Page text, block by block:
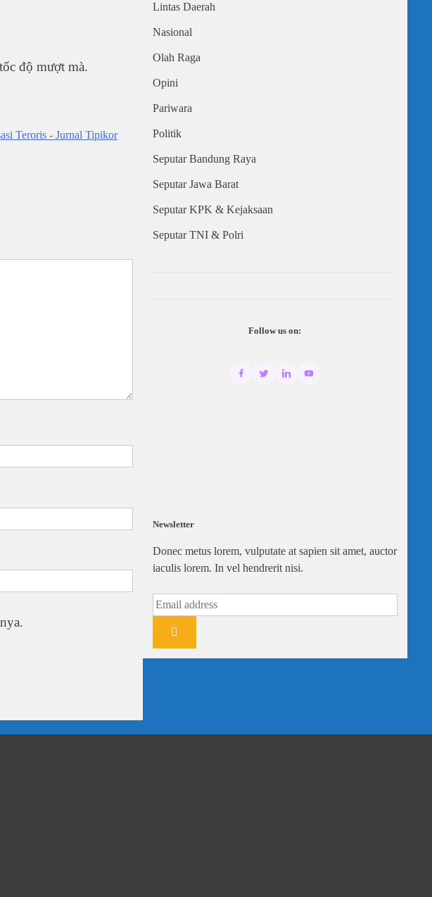
độ mượt mà.
Teroris - Jurnal Tipikor
Lintas Daerah
Nasional
Olah Raga
Opini
Pariwara
Politik
Seputar Bandung Raya
Seputar Jawa Barat
Seputar KPK & Kejaksaan
Seputar TNI & Polri
Follow us on:
Newsletter
Donec metus lorem, vulputate at sapien sit amet, auctor
iaculis lorem. In vel hendrerit nisi.